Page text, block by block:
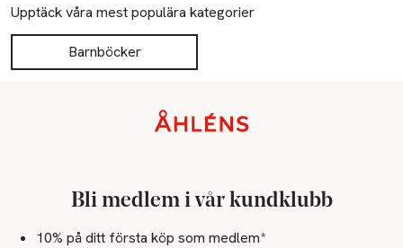
Upptäck våra mest populära kategorier
Barnböcker
Bli medlem i vår kundklubb
10% på ditt första köp som medlem*